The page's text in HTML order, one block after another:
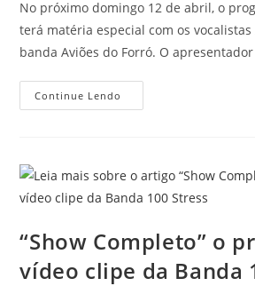
No próximo domingo 12 de abril, o
terá matéria especial com os vocalistas
banda Aviões do Forró. O
Continue Lendo
Faro
Do
Aviões
Do
Forró
“Show Completo” o
vídeo clipe da Banda